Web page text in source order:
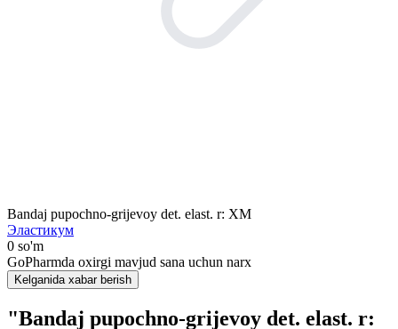
Bandaj pupochno-grijevoy det. elast. r: XM
Эластикум
0 so'm
GoPharmda oxirgi mavjud sana uchun narx
Kelganida xabar berish
"Bandaj pupochno-grijevoy det. elast. r: